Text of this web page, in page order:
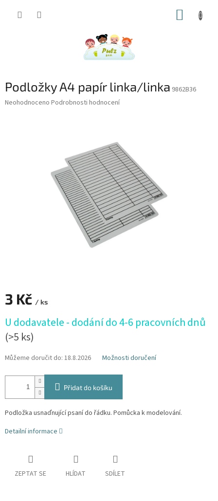
Podložky A4 papír linka/linka 9862B36
Průměrné
Neohodnoceno Podrobnosti hodnocení
3 Kč / ks
cena:
U dodavatele - dodání do 4-6 pracovních dnů
(>5 ks)
Můžeme doručit do: 18.8.2026 Možnosti doručení
Přidat do košíku
Podložka usnaďnující psaní do řádku. Pomůcka k modelování.
Detailní informace
ZEPTAT SE HLÍDAT SDÍLET